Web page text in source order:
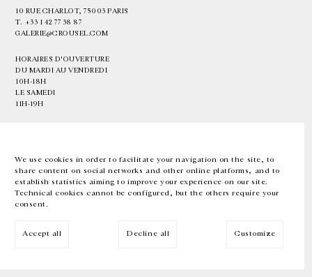
We use cookies in order to facilitate your navigation on the site, to
share content on social networks and other online platforms, and to
establish statistics aiming to improve your experience on our site.
Technical cookies cannot be configured, but the others require your
consent.
Accept all Decline all Customize
10 RUE CHARLOT, 75003 PARIS
T. +33 1 42 77 38 87
GALERIE@CROUSEL.COM
HORAIRES D'OUVERTURE
DU MARDI AU VENDREDI
10H-18H
LE SAMEDI
11H-19H
EN FR 中文 Facebook Instagram
Inscrivez-vous à notre newsletter